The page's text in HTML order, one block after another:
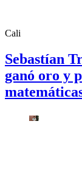
Cali
Sebastían
ganó oro y